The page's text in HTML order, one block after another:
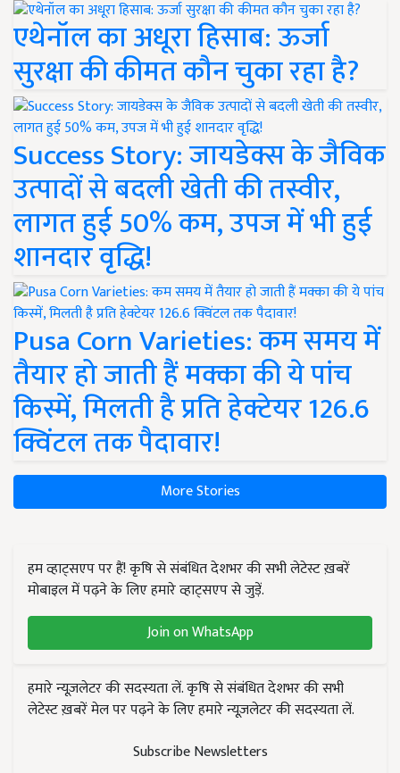
एथेनॉल का अधूरा हिसाब: ऊर्जा
सुरक्षा की कीमत कौन चुका रहा है?
Success Story: जायडेक्स के जैविक
उत्पादों से बदली खेती की तस्वीर,
लागत हुई 50% कम, उपज में भी हुई
शानदार वृद्धि!
Pusa Corn Varieties: कम समय में
तैयार हो जाती हैं मक्का की ये पांच
किस्में, मिलती है प्रति हेक्टेयर 126.6
क्विंटल तक पैदावार!
More Stories
हम व्हाट्सएप पर हैं! कृषि से संबंधित देशभर की सभी लेटेस्ट ख़बरें
मोबाइल में पढ़ने के लिए हमारे व्हाट्सएप से जुड़ें.
Join on WhatsApp
हमारे न्यूज़लेटर की सदस्यता लें. कृषि से संबंधित देशभर की सभी
लेटेस्ट ख़बरें मेल पर पढ़ने के लिए हमारे न्यूज़लेटर की सदस्यता लें.
Subscribe Newsletters